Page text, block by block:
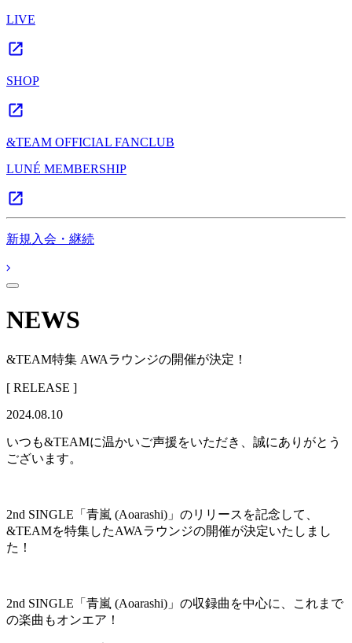
LIVE
SHOP
&TEAM OFFICIAL FANCLUB
LUNÉ MEMBERSHIP
新規入会・継続
NEWS
&TEAM特集 AWAラウンジの開催が決定！
[ RELEASE ]
2024.08.10
いつも&TEAMに温かいご声援をいただき、誠にありがとう
ございます。
2nd SINGLE「青嵐 (Aoarashi)」のリリースを記念して、
&TEAMを特集したAWAラウンジの開催が決定いたしまし
た！
2nd SINGLE「青嵐 (Aoarashi)」の収録曲を中心に、これまで
の楽曲もオンエア！